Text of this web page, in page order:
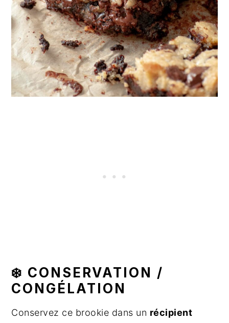
❄️ CONSERVATION /
CONGÉLATION
Conservez ce brookie dans un récipient